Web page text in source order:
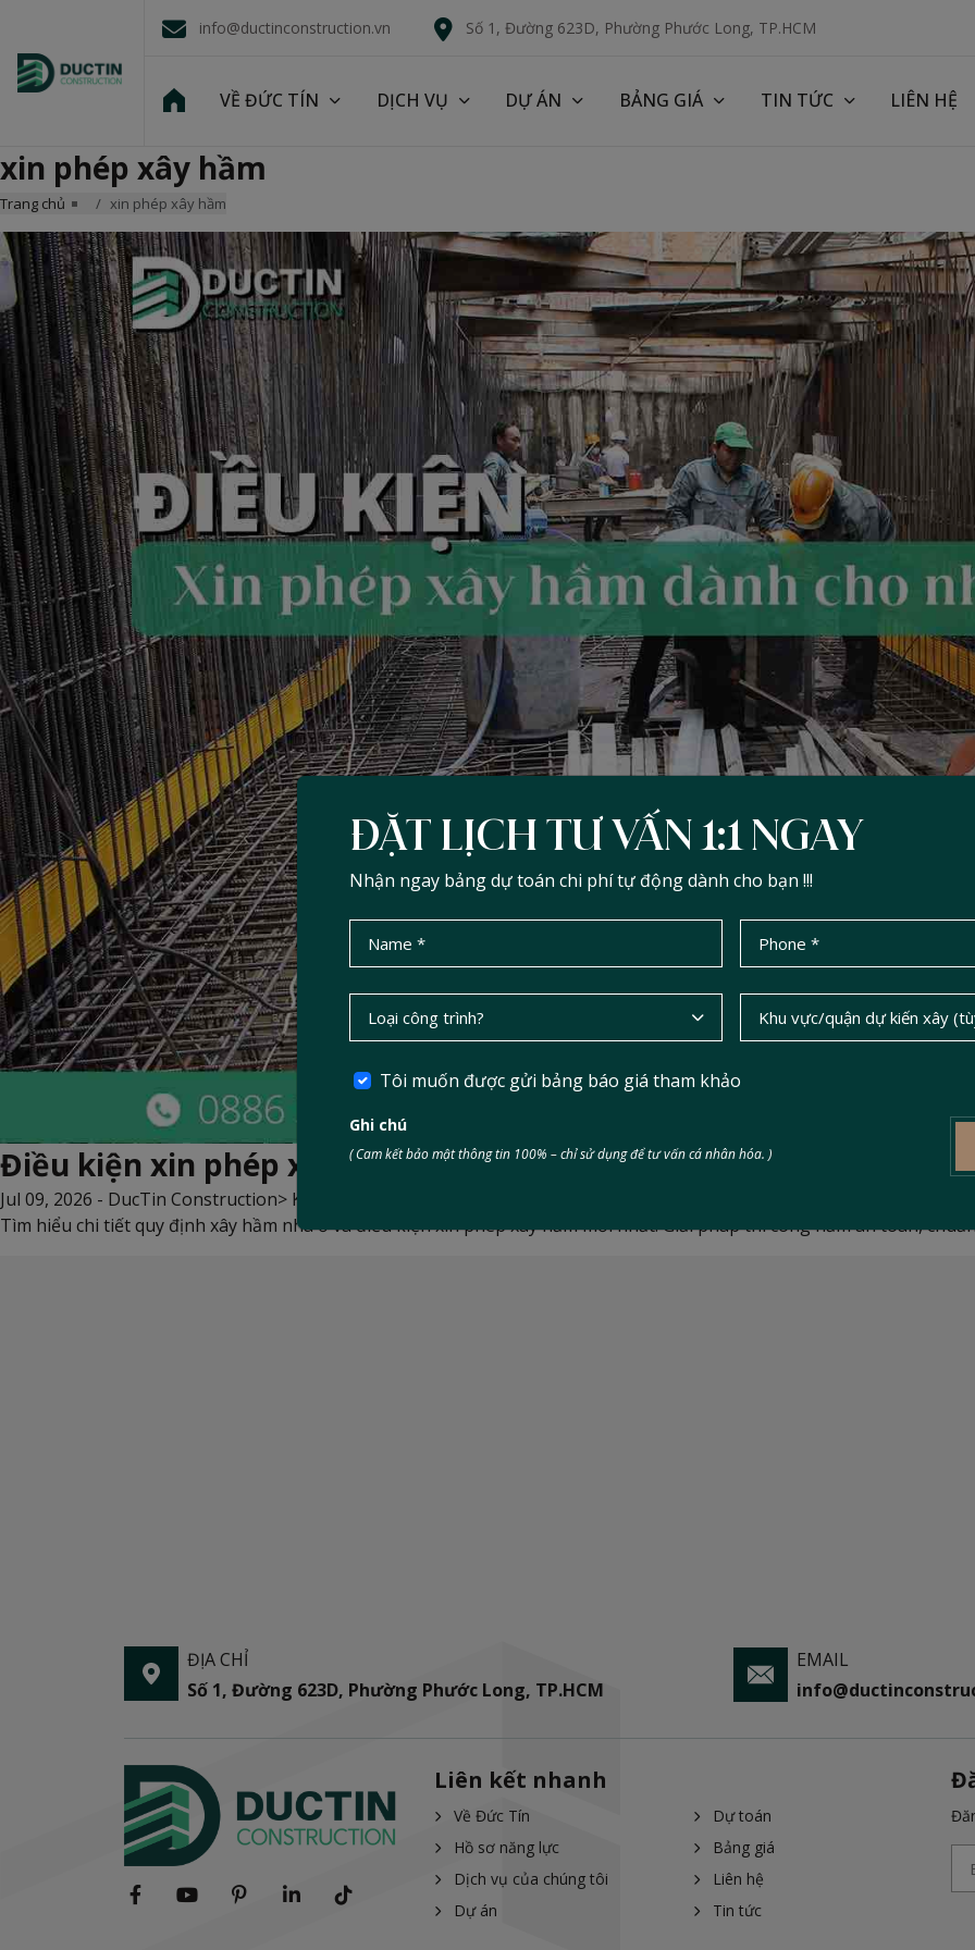
info@ductinconstruction.vn Số 1, Đường 623D, Phường Phước Long, TP.HCM
VỀ ĐỨC TÍN DỊCH VỤ DỰ ÁN BẢNG GIÁ TIN TỨC LIÊN HỆ
xin phép xây hầm
Trang chủ xin phép xây hầm
Điều kiện xin phép xây hầm dành cho nhà ở riêng lẻ: Quy định
Jul 09, 2026 - DucTin Construction> Kinh nghiệm xây nhà
Tìm hiểu chi tiết quy định xây hầm nhà ở và điều kiện xin phép xây hầm mới nhất. Giải pháp thi công hầm an toàn,
ĐỊA CHỈ
Số 1, Đường 623D, Phường Phước Long, TP.HCM
EMAIL
Liên kết nhanh
Về Đức Tín
Hồ sơ năng lực
Dịch vụ của chúng tôi
Dự án
Dự toán
Bảng giá
Liên hệ
Tin tức
ĐẶT LỊCH TƯ VẤN 1:1 NGAY
Nhận ngay bảng dự toán chi phí tự động dành cho bạn !!!
Tôi muốn được gửi bảng báo giá tham khảo
Ghi chú
( Cam kết bảo mật thông tin 100% – chỉ sử dụng để tư vấn cá nhân hóa. )